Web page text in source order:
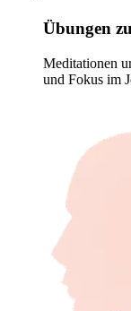
Übungen
Meditationen
und Fokus im